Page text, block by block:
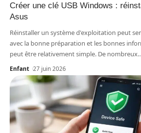
Créer une clé USB Windows :
Asus
Réinstaller un système d'exploitation peut
avec la bonne préparation et les bonnes
peut être relativement simple. De nombreux
Enfant 27 juin 2026